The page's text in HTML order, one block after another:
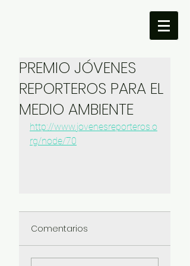
PREMIO JÓVENES
REPORTEROS PARA EL
MEDIO AMBIENTE
http://www.jovenesreporteros.o
rg/node/70
Comentarios